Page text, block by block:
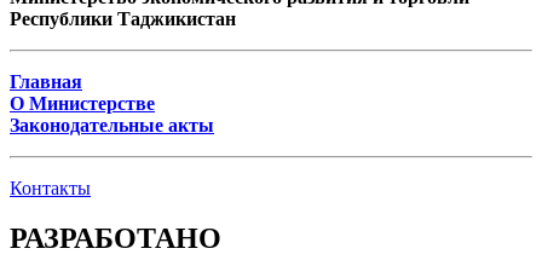
Республики Таджикистан
Главная
О Министерстве
Законодательные акты
Контакты
РАЗРАБОТАНО